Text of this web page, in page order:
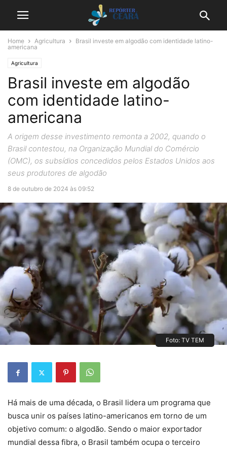
Home Agricultura
Brasil investe em algodão com identidade latino-
americana
Agricultura
Brasil investe em algodão
com identidade latino-
americana
A origem desse investimento remonta a 2002, quando o
Brasil contestou, na Organização Mundial do Comércio
(OMC), os subsídios concedidos pelos Estados Unidos aos
seus produtores de algodão
8 de outubro de 2024 às 09:52
Foto: TV TEM
Há mais de uma década, o Brasil lidera um programa que
busca unir os países latino-americanos em torno de um
objetivo comum: o algodão. Sendo o maior exportador
mundial dessa fibra, o Brasil também ocupa o terceiro